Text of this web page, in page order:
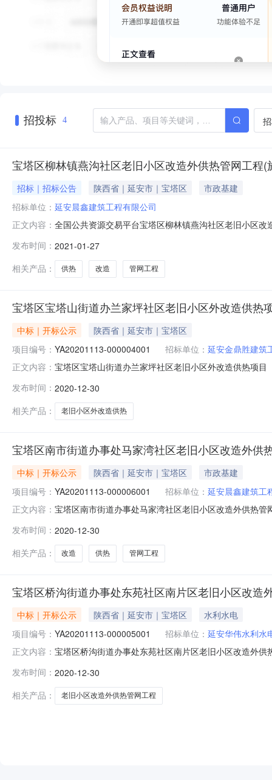
招投标 4
宝塔区柳林镇燕沟社区老旧小区改造外供热管网工程
招标｜招标公告 陕西省｜延安市｜宝塔区
市政基建
招标单位： 延安晨鑫建筑工程有限公司
正文内容： 全国公共资源交易平台宝塔区柳林镇燕沟社区老旧小区
金额:元,投标文件递交时间:2021-01-2700:16:47.17,投标
发布时间： 2021-01-27
相关产品：
供热 改造 管网工程
宝塔区宝塔山街道办兰家坪社区老旧小区外改造供热
中标｜开标公示
陕西省｜延安市｜宝塔区
项目编号： YA20201113-000004001 招标单位： 延安金鼎胜建筑
正文内容： 宝塔区宝塔山街道办兰家坪社区老旧小区外改造供热项
额:10000.0元,投标文件递交时间:2020-12-
发布时间： 2020-12-30
相关产品：
老旧小区外改造供热
宝塔区南市街道办事处马家湾社区老旧小区改造外供
中标｜开标公示 陕西省｜延安市｜宝塔区
市政基建
项目编号： YA20201113-000006001 招标单位： 延安晨鑫建筑工
正文内容： 宝塔区南市街道办事处马家湾社区老旧小区改造外供热
额:10000.0元,投标文件递交时间:2020-12-
发布时间： 2020-12-30
相关产品：
改造 供热 管网工程
宝塔区桥沟街道办事处东苑社区南片区老旧小区改造
中标｜开标公示 陕西省｜延安市｜宝塔区
水利水电
项目编号： YA20201113-000005001 招标单位： 延安华伟水利水
正文内容： 宝塔区桥沟街道办事处东苑社区南片区老旧小区改造外
投标文件递交时间:,投标人名称:延安鸿厦建筑工程有限
发布时间： 2020-12-30
相关产品：
老旧小区改造外供热管网工程